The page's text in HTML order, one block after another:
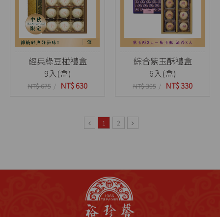
經典綠豆椪禮盒
9入(盒)
NT$ 675 NT$ 630
綜合紫玉酥禮盒
6入(盒)
NT$ 395 NT$ 330
1 2